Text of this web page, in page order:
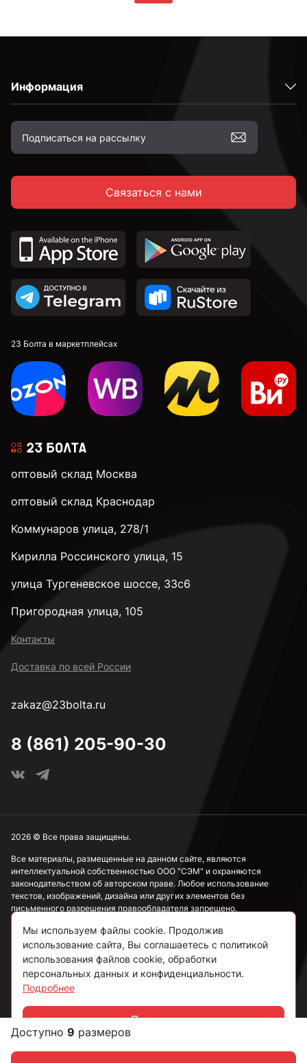
Доступно 9 размеров
Информация
Связаться с нами
23 Болта в маркетплейсах
оптовый склад Москва
оптовый склад Краснодар
Коммунаров улица, 278/1
Кирилла Россинского улица, 15
улица Тургеневское шоссе, 33с6
Пригородная улица, 105
Контакты
Доставка по всей России
zakaz@23bolta.ru
8 (861) 205-90-30
Все материалы, размещенные на данном сайте, являются
интеллектуальной собственностью ООО "СЭМ" и охраняются
законодательством об авторском праве. Любое использование
текстов, изображений, дизайна или других элементов без
письменного разрешения правообладателя запрещено.
Информация, представленная на сайте, носит исключительно
ознакомительный характер и не может рассматриваться как
публичная оферта в соответствии со ст. 437 ГК РФ.
Политика конфиденциальности
Согласие на обработку данных
Пользовательское соглашение
2026 © Все права защищены.
Мы используем файлы cookie. Продолжив
использование сайта, Вы соглашаетесь с политикой
использования файлов cookie, обработки
персональных данных и конфиденциальности.
Подробнее
Принять